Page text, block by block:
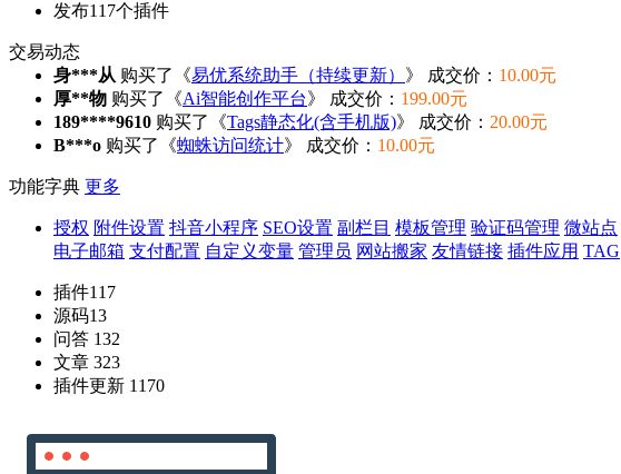
发布117个插件
交易动态
身***从 购买了《易优系统助手（持续更新） 》 成交价： 10.00元
厚**物 购买了《Ai智能创作平台》 成交价： 199.00元
189****9610 购买了《Tags静态化(含手机版)》 成交价： 20.00元
B***o 购买了《蜘蛛访问统计》 成交价： 10.00元
功能字典 更多
授权 附件设置 抖音小程序 SEO设置 副栏目 模板管理 验证码管理 微站点
电子邮箱 支付配置 自定义变量 管理员 网站搬家 友情链接 插件应用 TAG
插件117
源码13
问答 132
文章 323
插件更新 1170